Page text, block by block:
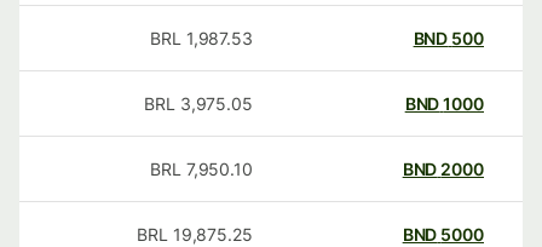
500
BND
1,987.53
BRL
1000
BND
3,975.05
BRL
2000
BND
7,950.10
BRL
5000
BND
19,875.25
BRL